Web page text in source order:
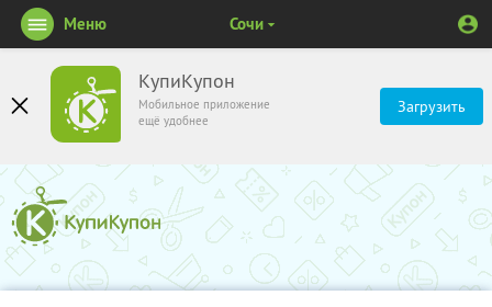
КупиКупон
Мобильное приложение
ещё удобнее
Загрузить
Меню Сочи